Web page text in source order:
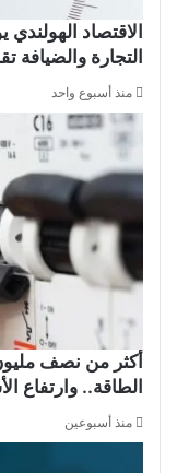
الاقتصاد الهولندي
التجارة والضيافة
منذ أسبوع واحد
أكثر من نصف
الطاقة.. وارتفاع
منذ أسبوعين